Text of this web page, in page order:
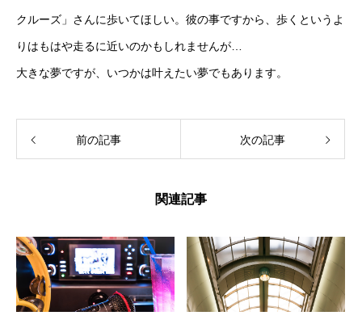
クルーズ」さんに歩いてほしい。彼の事ですから、歩くというよ
りはもはや走るに近いのかもしれませんが…
大きな夢ですが、いつかは叶えたい夢でもあります。
前の記事 次の記事
関連記事